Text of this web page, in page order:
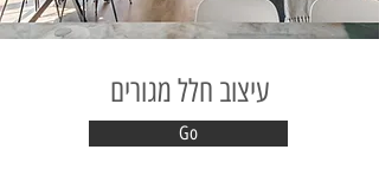
עיצוב חלל מגורים
Go